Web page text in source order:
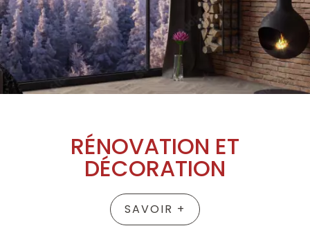
RÉNOVATION ET
DÉCORATION
SAVOIR +